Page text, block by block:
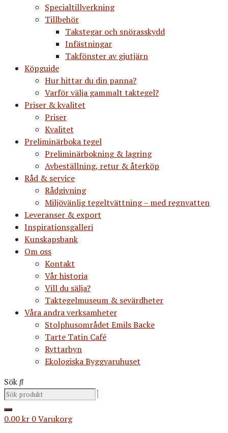
Specialtillverkning
Tillbehör
Takstegar och snörasskydd
Infästningar
Takfönster av gjutjärn
Köpguide
Hur hittar du din panna?
Varför välja gammalt taktegel?
Priser & kvalitet
Priser
Kvalitet
Preliminärboka tegel
Preliminärbokning & lagring
Avbeställning, retur & återköp
Råd & service
Rådgivning
Miljövänlig tegeltvättning – med regnvatten
Leveranser & export
Inspirationsgalleri
Kunskapsbank
Om oss
Kontakt
Vår historia
Vill du sälja?
Taktegelmuseum & sevärdheter
Våra andra verksamheter
Stolphusområdet Emils Backe
Tarte Tatin Café
Ryttarbyn
Ekologiska Byggvaruhuset
Sök
0.00kr 0Varukorg